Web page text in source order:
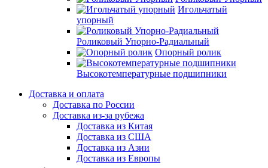
Игольчатый
упорный
Роликовый Упорно-Радиальный
Опорный ролик
Высокотемпературные подшипники
Доставка и оплата
Доставка по России
Доставка из-за рубежа
Доставка из Китая
Доставка из США
Доставка из Азии
Доставка из Европы